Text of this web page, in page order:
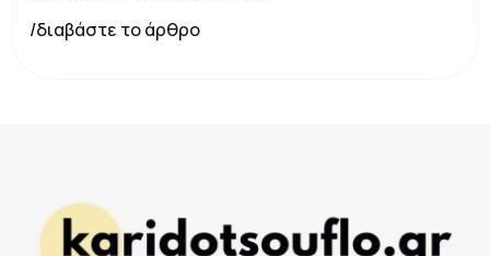
/διαβάστε το άρθρο